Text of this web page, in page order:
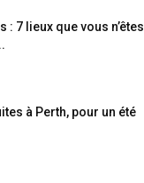
: 7 lieux que vous n’êtes
à Perth, pour un été